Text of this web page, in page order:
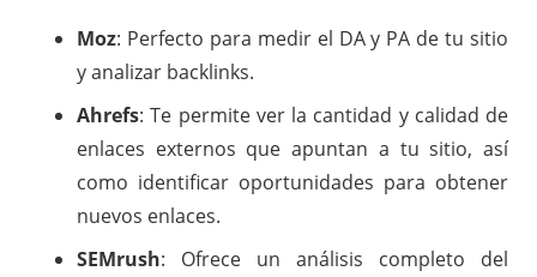
Moz: Perfecto para medir el DA y PA de tu sitio
y analizar backlinks.
Ahrefs: Te permite ver la cantidad y calidad de
enlaces externos que apuntan a tu sitio, así
como identificar oportunidades para obtener
nuevos enlaces.
SEMrush: Ofrece un análisis completo del